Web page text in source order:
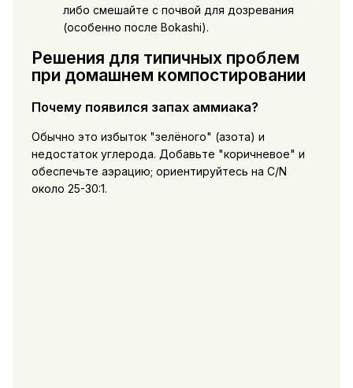
либо смешайте с почвой для дозревания
(особенно после Bokashi).
Решения для типичных проблем
при домашнем компостировании
Почему появился запах аммиака?
Обычно это избыток "зелёного" (азота) и
недостаток углерода. Добавьте "коричневое" и
обеспечьте аэрацию; ориентируйтесь на C/N
около 25-30:1.